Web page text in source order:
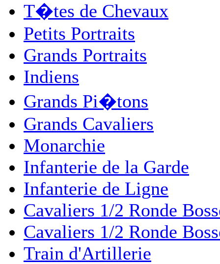
T�tes de Chevaux
Petits Portraits
Grands Portraits
Indiens
Grands Pi�tons
Grands Cavaliers
Monarchie
Infanterie de la Garde
Infanterie de Ligne
Cavaliers 1/2 Ronde
Cavaliers 1/2 Ronde
Train d'Artillerie